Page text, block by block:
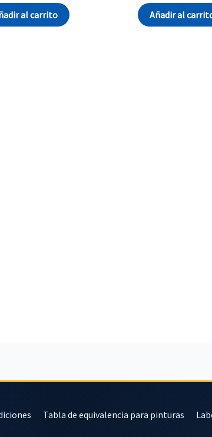
al carrito Añadir al
Tabla de equivalencia para pinturas